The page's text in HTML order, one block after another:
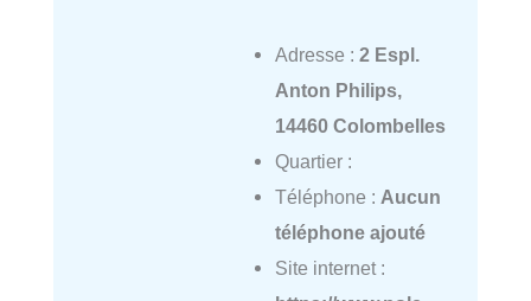
Adresse : 2 Espl.
Anton Philips,
14460 Colombelles
Quartier :
Téléphone : Aucun
téléphone ajouté
Site internet :